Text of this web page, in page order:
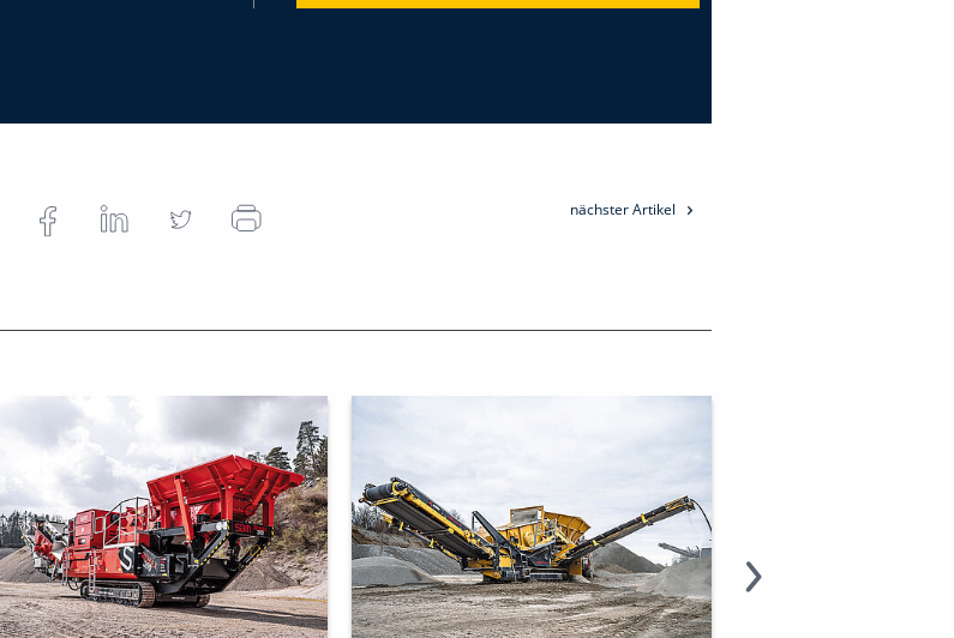
nächster Artikel